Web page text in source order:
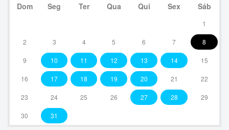
Dom Seg Ter Qua Qui Sex Sáb
1
2 3 4 5 6 7 8
9 10 11 12 13 14 15
16 17 18 19 20 21 22
23 24 25 26 27 28 29
30 31